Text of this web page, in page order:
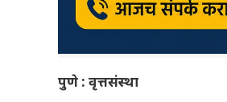
पुणे : वृत्तसंस्था